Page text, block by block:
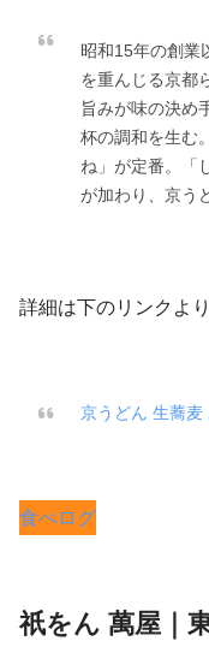
昭和15年の創業
を重んじる京都
旨みが味の決め
杯の調和を生む
ね」が定番。「
が加わり、京う
詳細は下のリンクより
京うどん 生蕎麦
食べログ
祇をん 萬屋｜